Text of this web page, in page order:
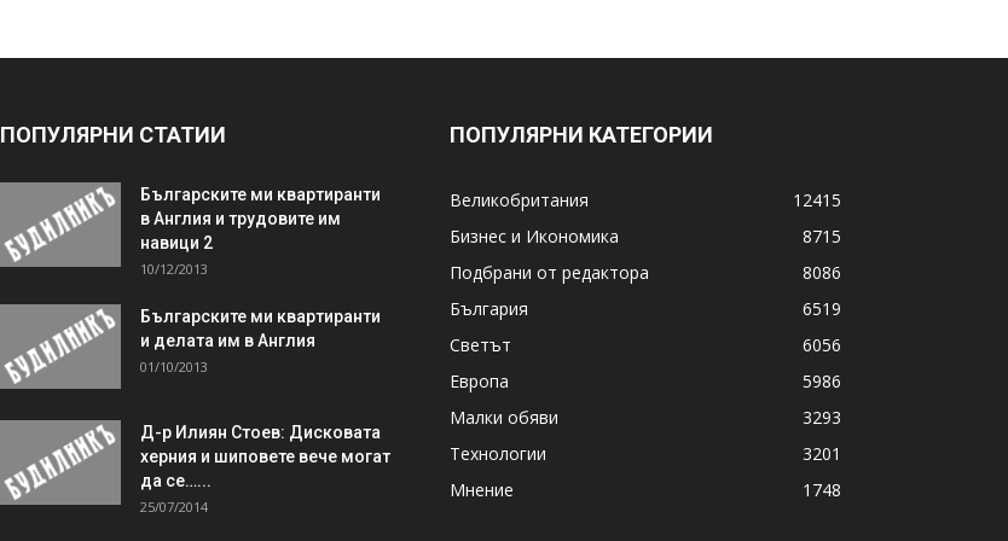
ПОПУЛЯРНИ СТАТИИ
Българските ми квартиранти
в Англия и трудовите им
навици 2
10/12/2013
Българските ми квартиранти
и делата им в Англия
01/10/2013
Д-р Илиян Стоев: Дисковата
херния и шиповете вече могат
да се…...
25/07/2014
ПОПУЛЯРНИ КАТЕГОРИИ
Великобритания
12415
Бизнес и Икономика
8715
Подбрани от редактора
8086
България
6519
Светът
6056
Европа
5986
Малки обяви
3293
Технологии
3201
Мнение
1748